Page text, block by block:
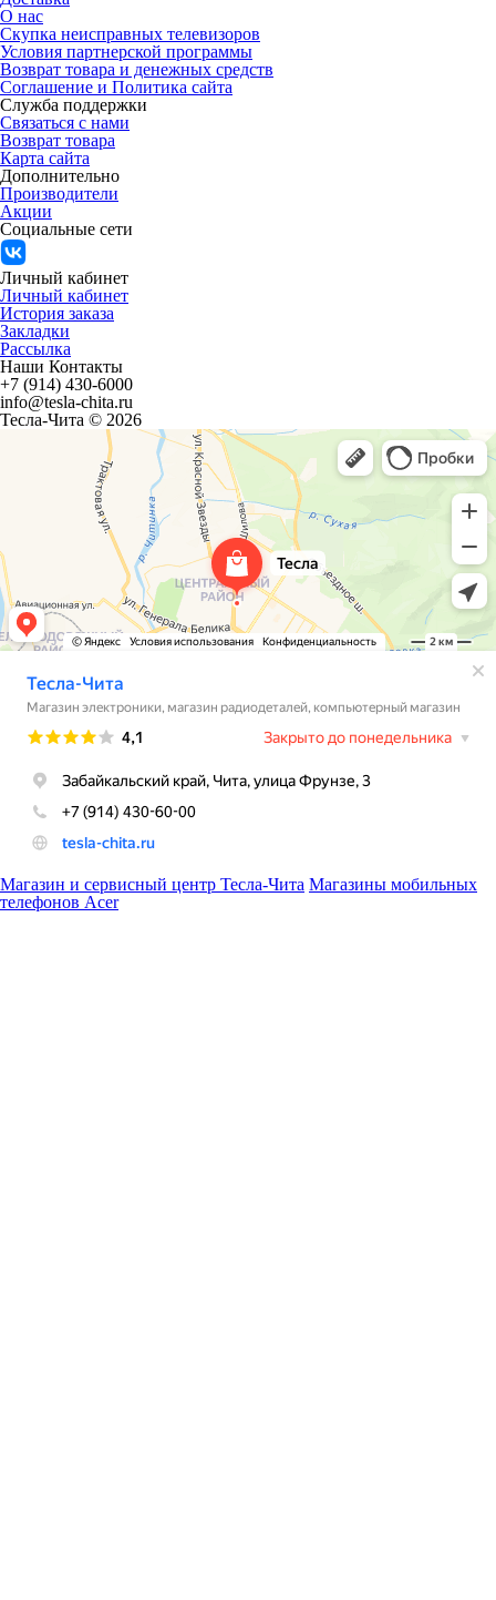
О нас
Скупка неисправных телевизоров
Условия партнерской программы
Возврат товара и денежных средств
Соглашение и Политика сайта
Служба поддержки
Связаться с нами
Возврат товара
Карта сайта
Дополнительно
Производители
Акции
Социальные сети
Личный кабинет
Личный кабинет
История заказа
Закладки
Рассылка
Наши Контакты
+7 (914) 430-6000
info@tesla-chita.ru
Тесла-Чита © 2026
Магазин и сервисный центр Тесла-Чита Магазины мобильных
телефонов Acer